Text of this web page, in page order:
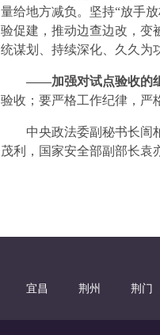
量给地方减负。坚持“放手
验促建，推动边查边改，变
统谋划、持续深化、久久为
——加强对试点验收的
验收；要严格工作纪律，严
中央政法委副秘书长訚
茂利，国家安全部副部长袁
宜昌 荆州 荆门